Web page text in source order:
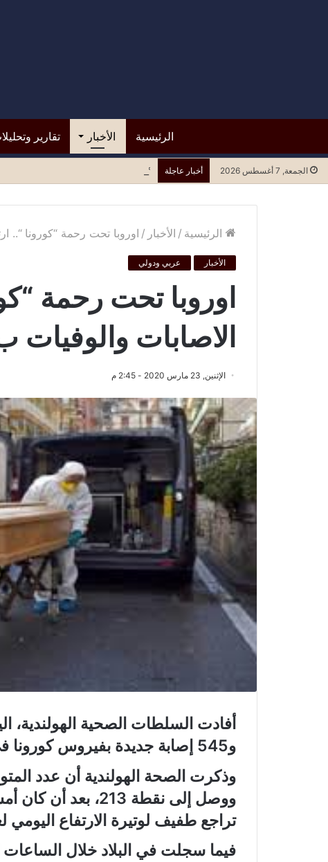
الرئيسية الأخبار تقارير
الجمعة, 7 أغسطس 2026 أخبار عاجلة *مستشفى الرازي.. التسرع في
الرئيسية / الأخبار / اوروبا تحت رحمة “كورونا “..
الأخبار عربي ودولي
اوروبا تحت رحمة
الاصابات والوفيات
الإثنين, 23 مارس 2020 - 2:45 م
و545 إصابة جديدة بفيروس كورونا في البلاد خلال الساعات الـ24 الماضية.
تراجع طفيف لوتيرة الارتفاع